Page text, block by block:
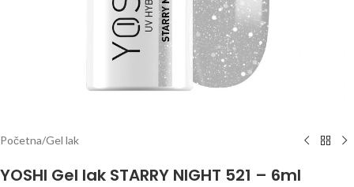
Početna/Gel lak
YOSHI Gel lak STARRY NIGHT 521 – 6ml